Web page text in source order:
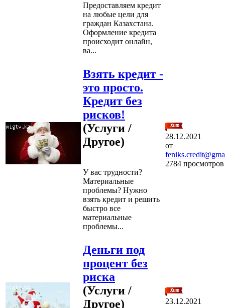
Предоставляем кредит
на любые цели для
граждан Казахстана.
Оформление кредита
происходит онлайн,
ва...
Взять кредит -
это просто.
Кредит без
рисков!
(Услуги /
Другое)
У вас трудности?
Материальные
проблемы? Нужно
взять кредит и решить
быстро все
материальные
проблемы...
28.12.2021
от
2784 просмотров
Деньги под
процент без
риска
(Услуги /
Другое)
23.12.2021